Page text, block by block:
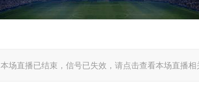
本场直播已结束，信号已失效，请点击查看本场直播相